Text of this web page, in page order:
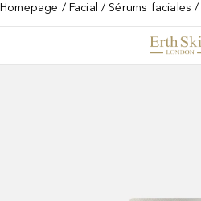
Homepage Facial Sérums faciales